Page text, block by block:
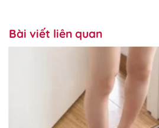
Bài viết liên quan